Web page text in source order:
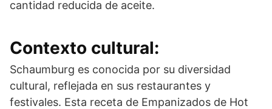
cantidad reducida de aceite.
Contexto cultural:
Schaumburg es conocida por su diversidad
cultural, reflejada en sus restaurantes y
festivales. Esta receta de Empanizados de Hot